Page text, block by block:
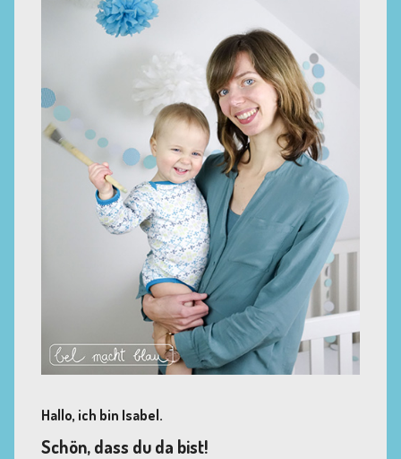
Hallo, ich bin Isabel.
Schön, dass du da bist!